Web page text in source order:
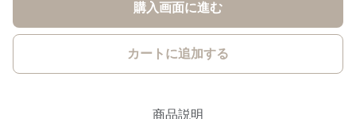
購入画面に進む
カートに追加する
商品説明